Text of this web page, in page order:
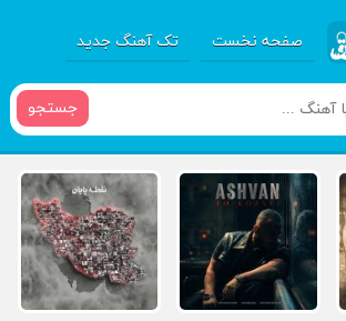
صفحه نخست تک آهنگ جدید
جستجو